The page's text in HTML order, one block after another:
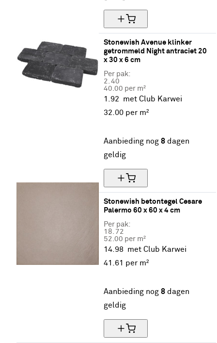
Stonewish Avenue klinker
getrommeld Night antraciet 20
x 30 x 6 cm
Per pak:
2. 40
40.00 per m²
1.92
met Club Karwei
32. 00 per m²
Aanbieding nog 8 dagen
geldig
Stonewish betontegel Cesare
Palermo 60 x 60 x 4 cm
Per pak:
18. 72
52.00 per m²
14.98
met Club Karwei
41. 61 per m²
Aanbieding nog 8 dagen
geldig